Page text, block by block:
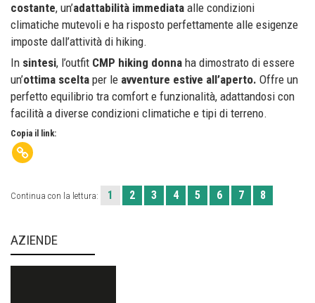
costante, un’adattabilità immediata alle condizioni
climatiche mutevoli e ha risposto perfettamente alle esigenze
imposte dall’attività di hiking.
In sintesi, l’outfit CMP hiking donna ha dimostrato di essere
un’ottima scelta per le avventure estive all’aperto. Offre un
perfetto equilibrio tra comfort e funzionalità, adattandosi con
facilità a diverse condizioni climatiche e tipi di terreno.
Copia il link:
Continua con la lettura: 1 2 3 4 5 6 7 8
AZIENDE